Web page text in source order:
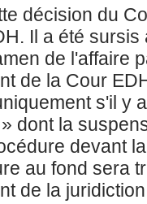
décision du
Il a été
de l'affaire
de la Cour
s'il y
dont la
devant
au fond sera
de la juridiction